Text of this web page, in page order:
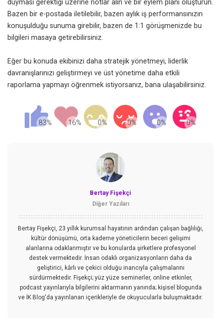
duyması gerektiği üzerine notlar alın ve bir eylem planı oluşturun.
Bazen bir e-postada iletilebilir, bazen aylık iş performansınızın
konuşulduğu sunuma girebilir, bazen de 1:1 görüşmenizde bu
bilgileri masaya getirebilirsiniz.
Eğer bu konuda ekibinizi daha stratejik yönetmeyi, liderlik
davranışlarınızı geliştirmeyi ve üst yönetime daha etkili
raporlama yapmayı öğrenmek istiyorsanız, bana ulaşabilirsiniz.
Bertay Fişekçi
Diğer Yazıları
Bertay Fişekçi, 23 yıllık kurumsal hayatının ardından çalışan bağlılığı,
kültür dönüşümü, orta kademe yöneticilerin beceri gelişimi
alanlarına odaklanmıştır ve bu konularda şirketlere profesyonel
destek vermektedir. İnsan odaklı organizasyonların daha da
geliştirici, kârlı ve çekici olduğu inancıyla çalışmalarını
sürdürmektedir. Fişekçi; yüz yüze seminerler, online etkinler,
podcast yayınlarıyla bilgilerini aktarmanın yanında; kişisel blogunda
ve İK Blog'da yayınlanan içerikleriyle de okuyucularla buluşmaktadır.